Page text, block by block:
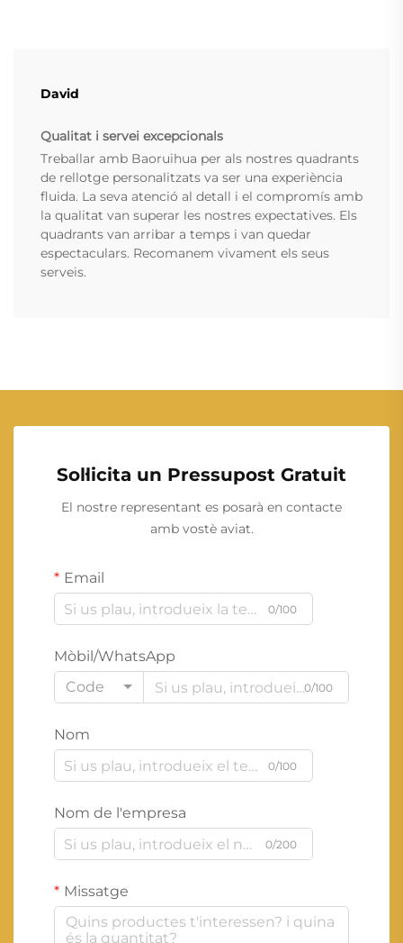
David
Qualitat i servei excepcionals
Treballar amb Baoruihua per als nostres quadrants
de rellotge personalitzats va ser una experiència
fluida. La seva atenció al detall i el compromís amb
la qualitat van superar les nostres expectatives. Els
quadrants van arribar a temps i van quedar
espectaculars. Recomanem vivament els seus
serveis.
Sol·licita un Pressupost Gratuit
El nostre representant es posarà en contacte
amb vostè aviat.
Email
0/100
Mòbil/WhatsApp
Code
0/100
Nom
0/100
Nom de l'empresa
0/200
Missatge